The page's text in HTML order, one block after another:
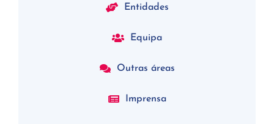
Entidades
Equipa
Outras áreas
Imprensa